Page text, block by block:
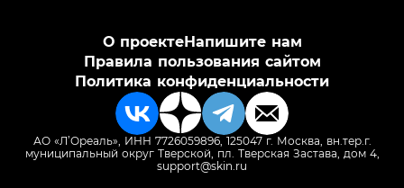
О проектеНапишите нам
Правила пользования сайтом
Политика конфиденциальности
АО «Л’Ореаль», ИНН 7726059896, 125047 г. Москва, вн.тер.г.
муниципальный округ Тверской, пл. Тверская Застава, дом 4,
support@skin.ru